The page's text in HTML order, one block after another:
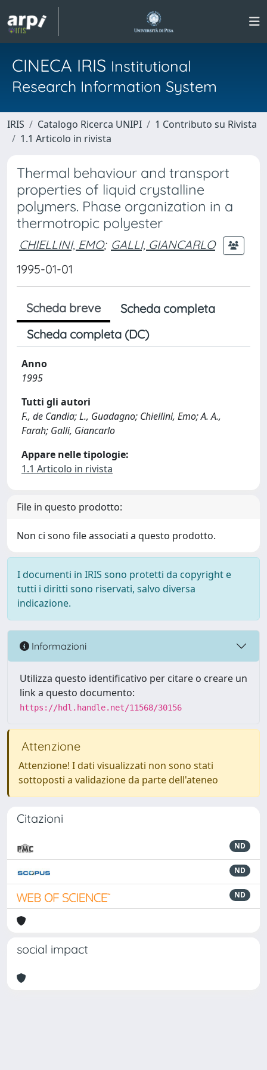
CINECA IRIS Institutional
Research Information System
IRIS Catalogo Ricerca UNIPI
1 Contributo su Rivista
1.1 Articolo in rivista
Thermal behaviour and transport
properties of liquid crystalline
polymers. Phase organization in a
thermotropic polyester
CHIELLINI, EMO; GALLI, GIANCARLO
1995-01-01
Scheda breve
Scheda completa
Scheda completa (DC)
Anno
1995
Tutti gli autori
F., de Candia; L., Guadagno; Chiellini, Emo; A. A.,
Farah; Galli, Giancarlo
Appare nelle tipologie:
1.1 Articolo in rivista
File in questo prodotto:
Non ci sono file associati a questo prodotto.
I documenti in IRIS sono protetti da copyright e
tutti i diritti sono riservati, salvo diversa
indicazione.
Informazioni
Utilizza questo identificativo per citare o creare un
link a questo documento:
https://hdl.handle.net/11568/30156
Attenzione
Attenzione! I dati visualizzati non sono stati
sottoposti a validazione da parte dell'ateneo
Citazioni
ND
ND
ND
social impact